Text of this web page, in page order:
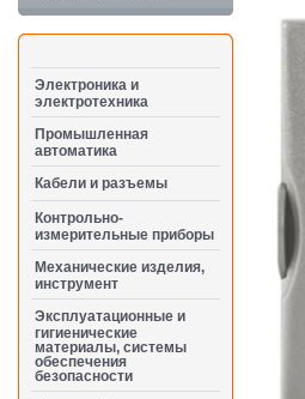
Электроника и
электротехника
Промышленная
автоматика
Кабели и разъемы
Контрольно-
измерительные приборы
Механические изделия,
инструмент
Эксплуатационные и
гигиенические
материалы, системы
обеспечения
безопасности